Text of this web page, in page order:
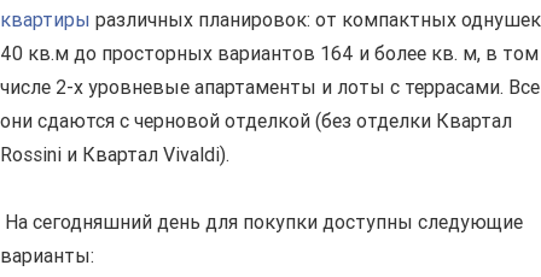
квартиры различных планировок: от компактных однушек
40 кв.м до просторных вариантов 164 и более кв. м, в том
числе 2-х уровневые апартаменты и лоты с террасами. Все
они сдаются с черновой отделкой (без отделки Квартал
Rossini и Квартал Vivaldi).
На сегодняшний день для покупки доступны следующие
варианты: